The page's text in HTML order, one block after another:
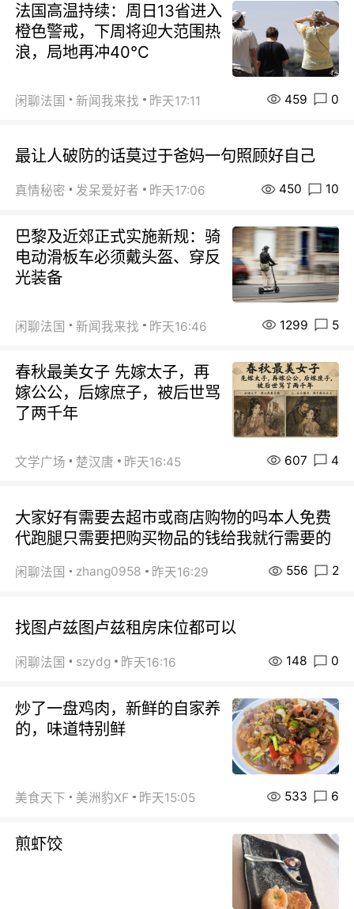
法国高温持续：周日13省进入
橙色警戒，下周将迎大范围热
浪，局地再冲40℃
闲聊法国 新闻我来找 昨天17:11 459 0
最让人破防的话莫过于爸妈一句照顾好自己
真情秘密 发呆爱好者 昨天17:06 450 10
巴黎及近郊正式实施新规：骑
电动滑板车必须戴头盔、穿反
光装备
闲聊法国 新闻我来找 昨天16:46 1299 5
春秋最美女子 先嫁太子，再
嫁公公，后嫁庶子，被后世骂
了两千年
文学广场 楚汉唐 昨天16:45 607 4
大家好有需要去超市或商店购物的吗本人免费
代跑腿只需要把购买物品的钱给我就行需要的
闲聊法国 zhang0958 昨天16:29 556 2
找图卢兹图卢兹租房床位都可以
闲聊法国 szydg 昨天16:16 148 0
炒了一盘鸡肉，新鲜的自家养
的，味道特别鲜
美食天下 美洲豹XF 昨天15:05 533 6
煎虾饺